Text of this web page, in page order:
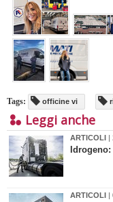
Tags: officine vi
Leggi anche
ARTICOLI |
ARTICOLI |